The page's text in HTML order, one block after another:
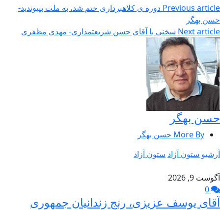
Previous article دوره ی کلاهبرداری ختم شد، به ملت بپیوندید-
حسن بهگر
Next article سخنی با آقای حسن شریعتمداری- مهدی مظفری
حسن بهگر
More By حسن بهگر
آرشیو ستون آزاد ستون آزاد
آگوست 9, 2026
آقای یوسف عزیزی، رنج زندانیان جمهوری